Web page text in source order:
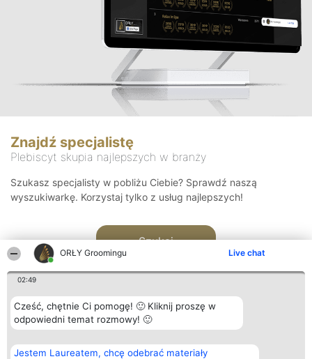
ORŁY Groomingu Live chat
02:49
Cześć, chętnie Ci pomogę! 🙂 Kliknij proszę w
odpowiedni temat rozmowy! 🙂
Jestem Laureatem, chcę odebrać materiały
Znajdź specjalistę
Plebiscyt skupia najlepszych w branży
Szukasz specjalisty w pobliżu Ciebie? Sprawdź naszą
wyszukiwarkę. Korzystaj tylko z usług najlepszych!
Szukaj
Organizator plebiscytu
Bright Side Solutions sp. z o.
Plebiscyt
Laureaci
Kontakt
Kontakt